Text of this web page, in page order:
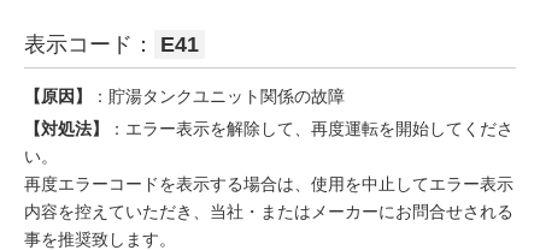
表示コード： E41
【原因】
：貯湯タンクユニット関係の故障
【対処法】
：エラー表示を解除して、再度運転を開始してくださ
い。
再度エラーコードを表示する場合は、使用を中止してエラー表示
内容を控えていただき、当社・またはメーカーにお問合せされる
事を推奨致します。